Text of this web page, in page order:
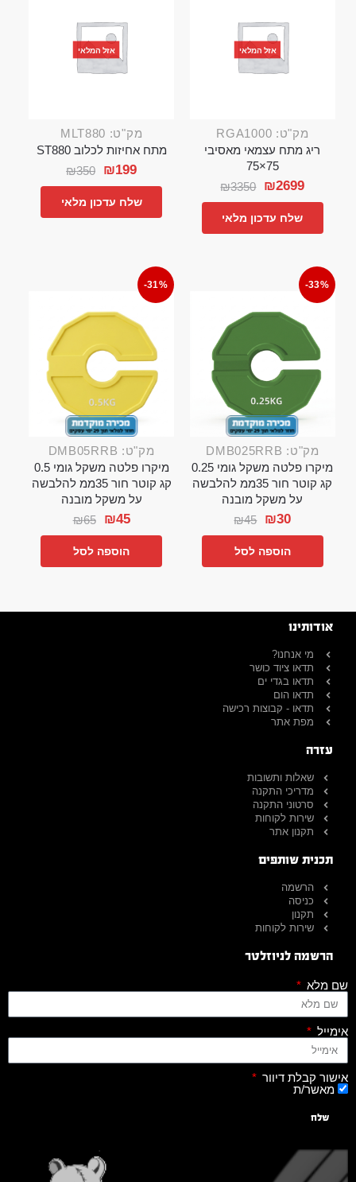
אזל המלאי
מק"ט: RGA1000
ריג מתח עצמאי מאסיבי
75×75
₪3350 ₪2699
שלח עדכון מלאי
אזל המלאי
מק"ט: MLT880
מתח אחיזות לכלוב ST880
₪350 ₪199
שלח עדכון מלאי
-33%
מק"ט: DMB025RRB
מיקרו פלטה משקל גומי 0.25
קג קוטר חור 35ממ להלבשה
על משקל מובנה
₪45 ₪30
הוספה לסל
-31%
מק"ט: DMB05RRB
מיקרו פלטה משקל גומי 0.5
קג קוטר חור 35ממ להלבשה
על משקל מובנה
₪65 ₪45
הוספה לסל
אודותינו
מי אנחנו?
תדאו ציוד כושר
תדאו בגדי ים
תדאו הום
תדאו - קבוצות רכישה
מפת אתר
עזרה
שאלות ותשובות
מדריכי התקנה
סרטוני התקנה
שירות לקוחות
תקנון אתר
תכנית שותפים
הרשמה
כניסה
תקנון
שירות לקוחות
הרשמה לניוזלטר
שם מלא
אימייל
אישור קבלת דיוור
מאשר/ת
שלח